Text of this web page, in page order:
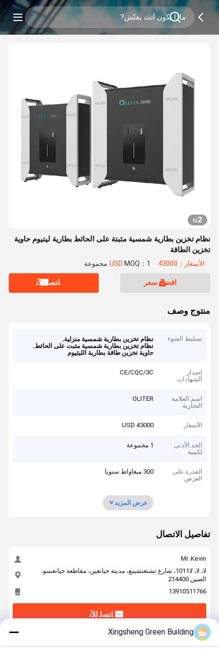
2
/
6
نظام تخزين بطارية شمسية مثبتة على الحائط بطارية ليتيوم حاوية
تخزين الطاقة
الأسعار：43000 USD MOQ：1 مجموعة
افضل سعر ﺎﺘﺼﻟ ﺍﻶﻧ
منتوج وصف
تسليط الضوء نظام تخزين بطارية شمسية منزلية,
نظام تخزين بطارية شمسية مثبت على الحائط,
حاوية تخزين طاقة بطارية الليثيوم
إصدار
الشهادات
CE/CQC/3C
اسم العلامة
التجارية
OLITER
الأسعار 43000 USD
الحد الأدنى
لكمية
1 مجموعة
القدرة على
العرض
300 ميغاواط سنويا
عرض المزيد
تفاصيل الاتصال
Mr. Kevin
لا، لا، لا1011، شارع تشنغتشينغ، مدينة جيانغين، مقاطعة جيانغسو،
الصين 214400
13910511766
ﺎﺘﺼﻟ ﺍﻶﻧ
احصل على افضل سعر ل
Xingsheng Green Building